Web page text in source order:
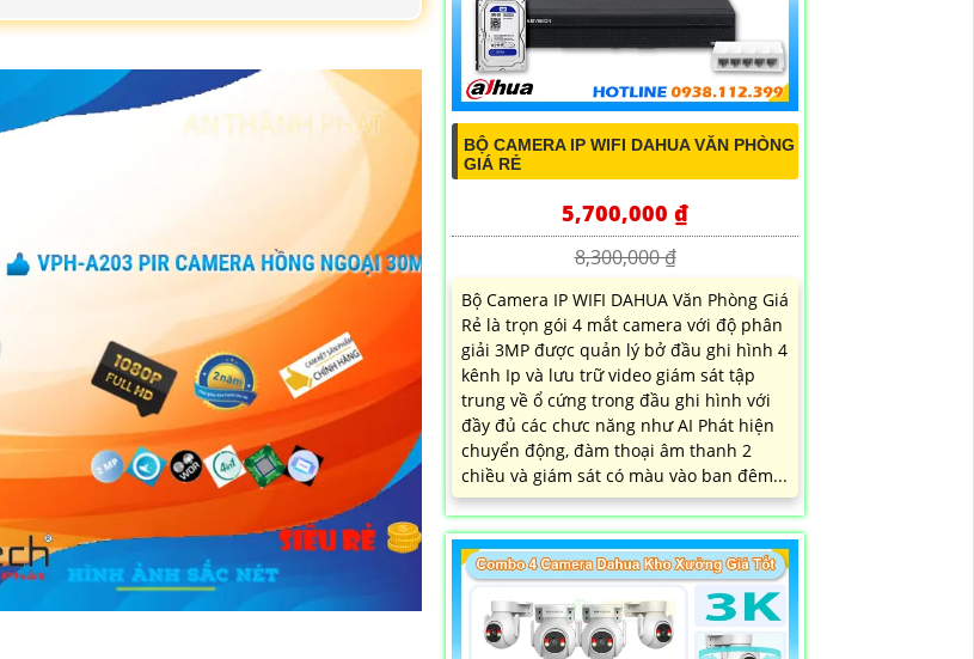
BỘ CAMERA IP WIFI DAHUA VĂN PHÒNG
GIÁ RẺ
5,700,000 ₫
8,300,000 ₫
Bộ Camera IP WIFI DAHUA Văn Phòng Giá
Rẻ là trọn gói 4 mắt camera với độ phân
giải 3MP được quản lý bở đầu ghi hình 4
kênh Ip và lưu trữ video giám sát tập
trung về ổ cứng trong đầu ghi hình với
đầy đủ các chưc năng như AI Phát hiện
chuyển động, đàm thoại âm thanh 2
chiều và giám sát có màu vào ban đêm...